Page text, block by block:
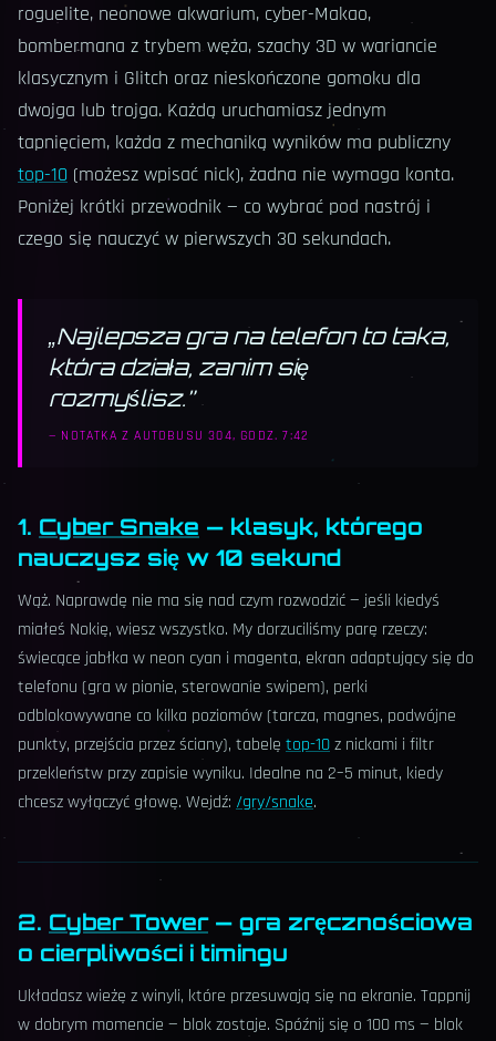
roguelite, neonowe akwarium, cyber-Makao,
bombermana z trybem węża, szachy 3D w wariancie
klasycznym i Glitch oraz nieskończone gomoku dla
dwojga lub trojga. Każdą uruchamiasz jednym
tapnięciem, każda z mechaniką wyników ma publiczny
top-10 (możesz wpisać nick), żadna nie wymaga konta.
Poniżej krótki przewodnik — co wybrać pod nastrój i
czego się nauczyć w pierwszych 30 sekundach.
„Najlepsza gra na telefon to taka,
która działa, zanim się
rozmyślisz.”
— NOTATKA Z AUTOBUSU 304, GODZ. 7:42
1. Cyber Snake — klasyk, którego
nauczysz się w 10 sekund
Wąż. Naprawdę nie ma się nad czym rozwodzić — jeśli kiedyś
miałeś Nokię, wiesz wszystko. My dorzuciliśmy parę rzeczy:
świecące jabłka w neon cyan i magenta, ekran adaptujący się do
telefonu (gra w pionie, sterowanie swipem), perki
odblokowywane co kilka poziomów (tarcza, magnes, podwójne
punkty, przejścia przez ściany), tabelę top-10z nickami i filtr
przekleństw przy zapisie wyniku. Idealne na 2–5 minut, kiedy
chcesz wyłączyć głowę. Wejdź: /gry/snake.
2. Cyber Tower— gra zręcznościowa
o cierpliwości i timingu
Układasz wieżę z winyli, które przesuwają się na ekranie. Tappnij
w dobrym momencie — blok zostaje. Spóźnij się o 100 ms — blok